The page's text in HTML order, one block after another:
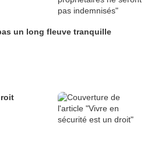
un long fleuve tranquille